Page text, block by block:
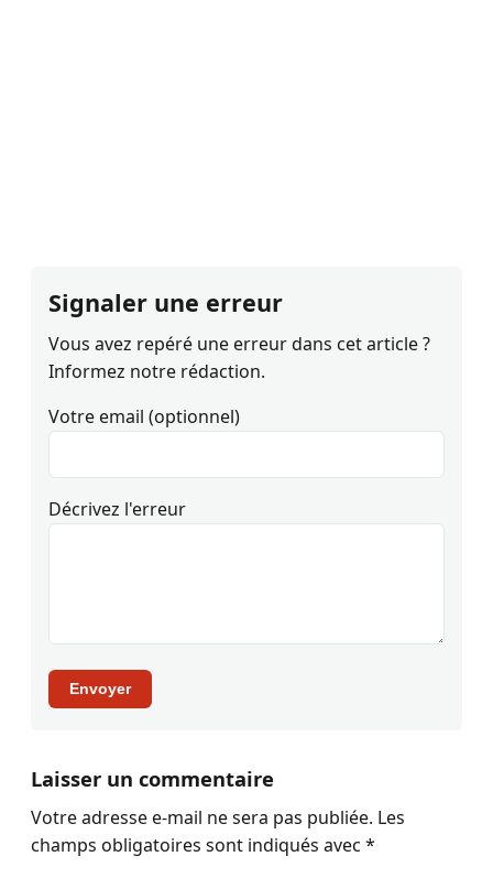
Signaler une erreur
Vous avez repéré une erreur dans cet article ?
Informez notre rédaction.
Votre email (optionnel)
Décrivez l'erreur
Envoyer
Laisser un commentaire
Votre adresse e-mail ne sera pas publiée. Les
champs obligatoires sont indiqués avec *